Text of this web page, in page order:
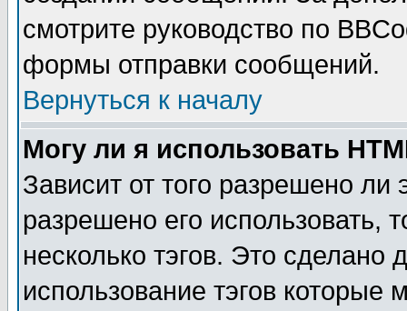
смотрите руководство по
формы отправки сообщений.
Вернуться к началу
Могу ли я использовать
Зависит от того разрешено
разрешено его использовать,
несколько тэгов. Это сделано
использование тэгов